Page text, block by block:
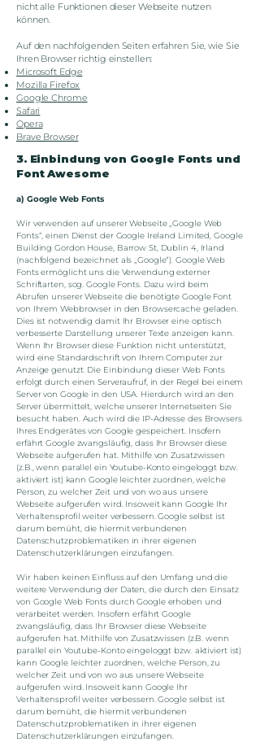
nicht alle Funktionen dieser Webseite nutzen
können.
Auf den nachfolgenden Seiten erfahren Sie, wie Sie
Ihren Browser richtig einstellen:
Microsoft Edge
Mozilla Firefox
Google Chrome
Safari
Opera
Brave Browser
3. Einbindung von Google Fonts und
Font Awesome
a) Google Web Fonts
Wir verwenden auf unserer Webseite „Google Web
Fonts“, einen Dienst der Google Ireland Limited, Google
Building Gordon House, Barrow St, Dublin 4, Irland
(nachfolgend bezeichnet als „Google“). Google Web
Fonts ermöglicht uns die Verwendung externer
Schriftarten, sog. Google Fonts. Dazu wird beim
Abrufen unserer Webseite die benötigte Google Font
von Ihrem Webbrowser in den Browsercache geladen.
Dies ist notwendig damit Ihr Browser eine optisch
verbesserte Darstellung unserer Texte anzeigen kann.
Wenn Ihr Browser diese Funktion nicht unterstützt,
wird eine Standardschrift von Ihrem Computer zur
Anzeige genutzt. Die Einbindung dieser Web Fonts
erfolgt durch einen Serveraufruf, in der Regel bei einem
Server von Google in den USA. Hierdurch wird an den
Server übermittelt, welche unserer Internetseiten Sie
besucht haben. Auch wird die IP-Adresse des Browsers
Ihres Endgerätes von Google gespeichert. Insofern
erfährt Google zwangsläufig, dass Ihr Browser diese
Webseite aufgerufen hat. Mithilfe von Zusatzwissen
(z.B., wenn parallel ein Youtube-Konto eingeloggt bzw.
aktiviert ist) kann Google leichter zuordnen, welche
Person, zu welcher Zeit und von wo aus unsere
Webseite aufgerufen wird. Insoweit kann Google Ihr
Verhaltensprofil weiter verbessern. Google selbst ist
darum bemüht, die hiermit verbundenen
Datenschutzproblematiken in ihrer eigenen
Datenschutzerklärungen einzufangen.
Wir haben keinen Einfluss auf den Umfang und die
weitere Verwendung der Daten, die durch den Einsatz
von Google Web Fonts durch Google erhoben und
verarbeitet werden. Insofern erfährt Google
zwangsläufig, dass Ihr Browser diese Webseite
aufgerufen hat. Mithilfe von Zusatzwissen (z.B. wenn
parallel ein Youtube-Konto eingeloggt bzw. aktiviert ist)
kann Google leichter zuordnen, welche Person, zu
welcher Zeit und von wo aus unsere Webseite
aufgerufen wird. Insoweit kann Google Ihr
Verhaltensprofil weiter verbessern. Google selbst ist
darum bemüht, die hiermit verbundenen
Datenschutzproblematiken in ihrer eigenen
Datenschutzerklärungen einzufangen.